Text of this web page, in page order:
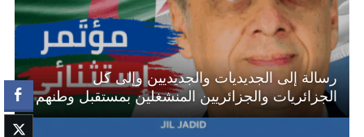
رسالة إلى الجديديات والجديديين وإلى كل
الجزائريات والجزائريين المنشغلين بمستقبل وطنهم